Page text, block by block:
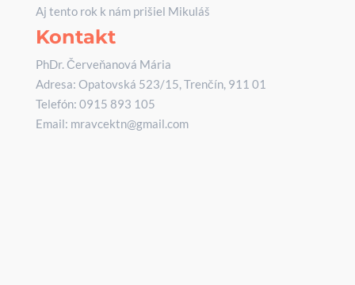
Aj tento rok k nám prišiel Mikuláš
Kontakt
PhDr. Červeňanová Mária
Adresa: Opatovská 523/15, Trenčín, 911 01
Telefón: 0915 893 105
Email: mravcektn@gmail.com